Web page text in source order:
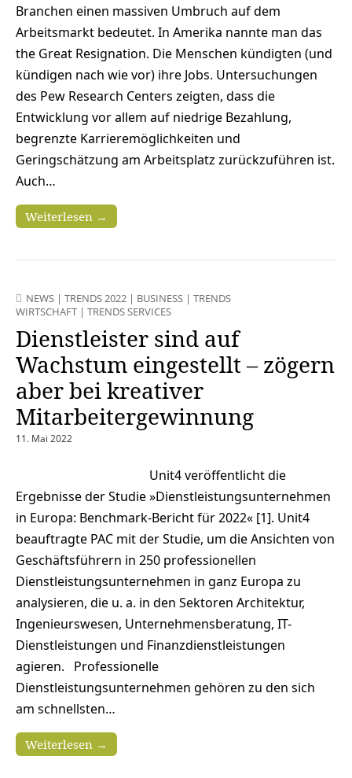
Branchen einen massiven Umbruch auf dem
Arbeitsmarkt bedeutet. In Amerika nannte man das
the Great Resignation. Die Menschen kündigten (und
kündigen nach wie vor) ihre Jobs. Untersuchungen
des Pew Research Centers zeigten, dass die
Entwicklung vor allem auf niedrige Bezahlung,
begrenzte Karrieremöglichkeiten und
Geringschätzung am Arbeitsplatz zurückzuführen ist.
Auch…
Weiterlesen →
NEWS | TRENDS 2022 | BUSINESS | TRENDS
WIRTSCHAFT | TRENDS SERVICES
Dienstleister sind auf
Wachstum eingestellt – zögern
aber bei kreativer
Mitarbeitergewinnung
11. Mai 2022
Unit4 veröffentlicht die
Ergebnisse der Studie »Dienstleistungsunternehmen
in Europa: Benchmark-Bericht für 2022« [1]. Unit4
beauftragte PAC mit der Studie, um die Ansichten von
Geschäftsführern in 250 professionellen
Dienstleistungsunternehmen in ganz Europa zu
analysieren, die u. a. in den Sektoren Architektur,
Ingenieurswesen, Unternehmensberatung, IT-
Dienstleistungen und Finanzdienstleistungen
agieren. Professionelle
Dienstleistungsunternehmen gehören zu den sich
am schnellsten…
Weiterlesen →